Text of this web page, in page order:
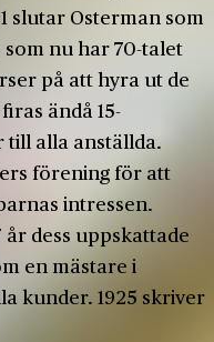
slutar Osterman som
som nu har 70-talet
på att hyra ut de
ändå 15-
till alla anställda.
förening för att
intressen.
dess uppskattade
en mästare i
kunder. 1925 skriver